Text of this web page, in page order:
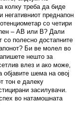
колку треба да биде
негативниот преднапон
со четири
– AB или B? Дали
со полесно достапните
Би ве молел во
нешто за
влез и ако може,
шема на овој
тон е далеку
засилувачи.
во натамошната